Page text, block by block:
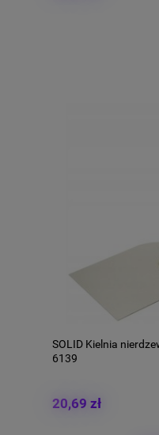
SOLID Kielnia
6139
20,69 zł